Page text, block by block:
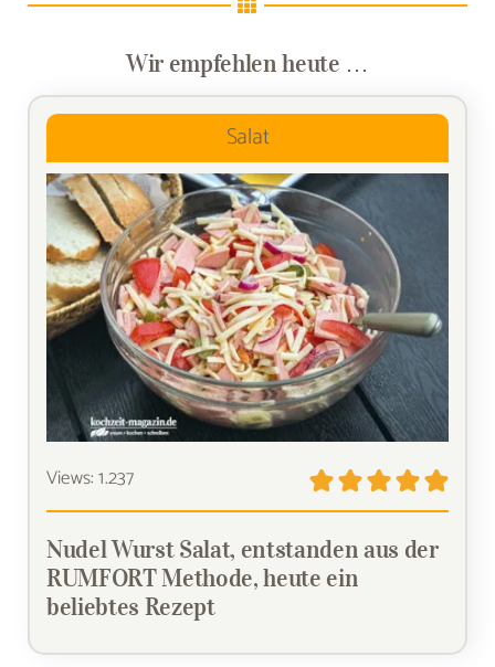
Wir empfehlen heute …
Salat
Views: 1.237
Nudel Wurst Salat, entstanden aus der
RUMFORT Methode, heute ein
beliebtes Rezept